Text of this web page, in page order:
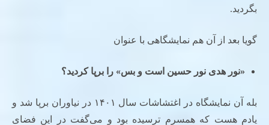
بگردید.
گویا بعد از آن هم نمایشگاهی با عنوان
«نور هدی نور حسین است و بس» را برپا کردید؟
بله آن نمایشگاه در اغتشاشات سال ۱۴۰۱ در نیاوران برپا شد و
یادم هست که همسرم ترسیده بود و می‌گفت در این فضای